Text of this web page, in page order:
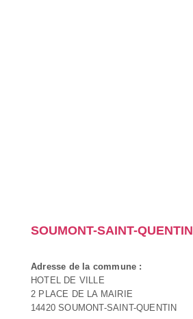
SOUMONT-SAINT-QUENTIN
Adresse de la commune :
HOTEL DE VILLE
2 PLACE DE LA MAIRIE
14420 SOUMONT-SAINT-QUENTIN